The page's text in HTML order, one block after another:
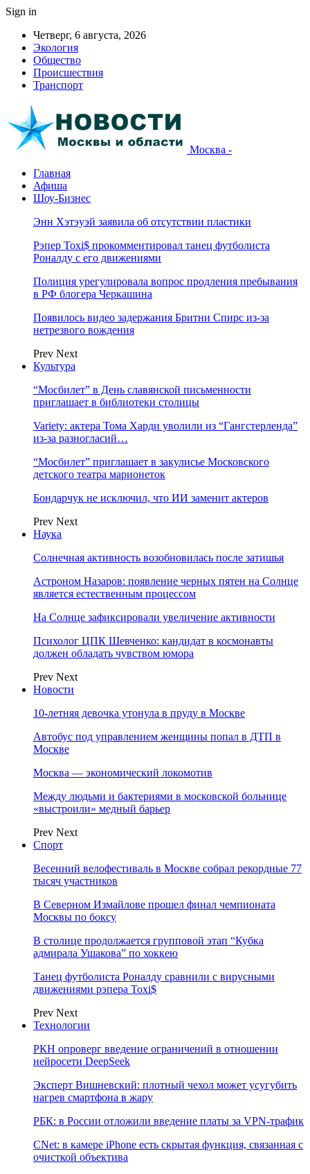
Sign in
Четверг, 6 августа, 2026
Экология
Общество
Происшествия
Транспорт
Москва -
Главная
Афиша
Шоу-Бизнес
Энн Хэтэуэй заявила об отсутствии пластики
Рэпер Toxi$ прокомментировал танец футболиста
Роналду с его движениями
Полиция урегулировала вопрос продления пребывания
в РФ блогера Черкашина
Появилось видео задержания Бритни Спирс из-за
нетрезвого вождения
Prev Next
Культура
“Мосбилет” в День славянской письменности
приглашает в библиотеки столицы
Variety: актера Тома Харди уволили из “Гангстерленда”
из-за разногласий…
“Мосбилет” приглашает в закулисье Московского
детского театра марионеток
Бондарчук не исключил, что ИИ заменит актеров
Prev Next
Наука
Солнечная активность возобновилась после затишья
Астроном Назаров: появление черных пятен на Солнце
является естественным процессом
На Солнце зафиксировали увеличение активности
Психолог ЦПК Шевченко: кандидат в космонавты
должен обладать чувством юмора
Prev Next
Новости
10-летняя девочка утонула в пруду в Москве
Автобус под управлением женщины попал в ДТП в
Москве
Москва — экономический локомотив
Между людьми и бактериями в московской больнице
«выстроили» медный барьер
Prev Next
Спорт
Весенний велофестиваль в Москве собрал рекордные 77
тысяч участников
В Северном Измайлове прошел финал чемпионата
Москвы по боксу
В столице продолжается групповой этап “Кубка
адмирала Ушакова” по хоккею
Танец футболиста Роналду сравнили с вирусными
движениями рэпера Toxi$
Prev Next
Технологии
РКН опроверг введение ограничений в отношении
нейросети DeepSeek
Эксперт Вишневский: плотный чехол может усугубить
нагрев смартфона в жару
РБК: в России отложили введение платы за VPN-трафик
CNet: в камере iPhone есть скрытая функция, связанная с
очисткой объектива